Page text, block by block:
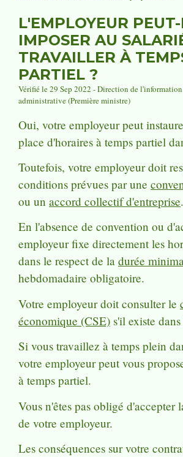
L'EMPLOYEUR
IMPOSER AU
TRAVAILLER À
PARTIEL ?
Vérifié le 29 Sep 2022 - Direction de
administrative (Première ministre)
Oui, votre employeur peut
place d'horaires à temps partiel
Toutefois, votre employeur doit
conditions prévues par une
ou un accord collectif d'entreprise.
En l'absence de convention ou
employeur fixe directement les
dans le respect de la durée
hebdomadaire obligatoire.
Votre employeur doit consulter le
économique (CSE) s'il existe
Si vous travaillez à temps plein
votre employeur peut vous
à temps partiel.
Vous n'êtes pas obligé d'accepter
de votre employeur.
Les conséquences sur votre